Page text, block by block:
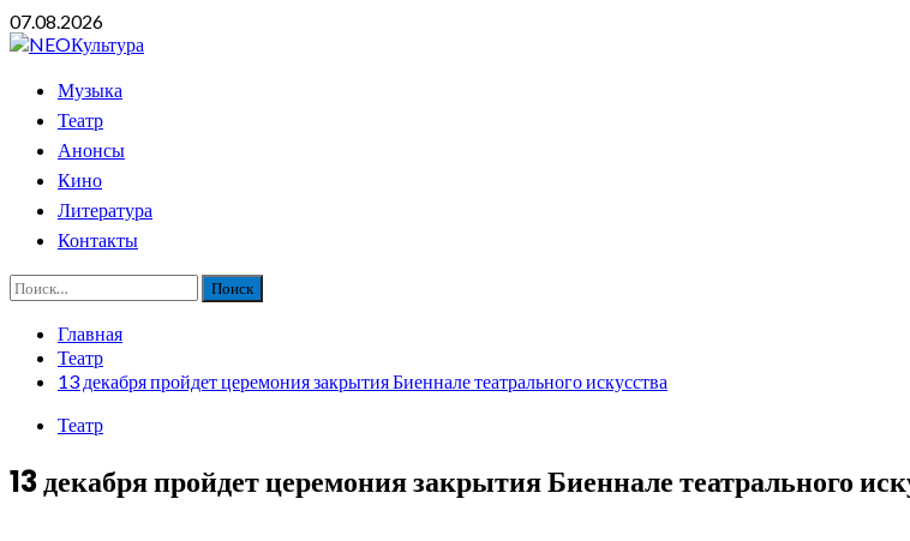
Перейти
к
07.08.2026
ОсновноеМузыка
Театр
Анонсы
Кино
Литература
Контакты
Найти:
Главная
Театр
13 декабря пройдет церемония закрытия Биеннале театрального искусства
Театр
13 декабря пройдет церемония закрытия Биеннале театрального